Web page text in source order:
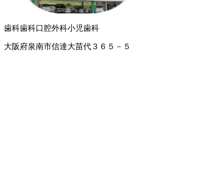
歯科歯科口腔外科小児歯科
大阪府泉南市信達大苗代３６５－５